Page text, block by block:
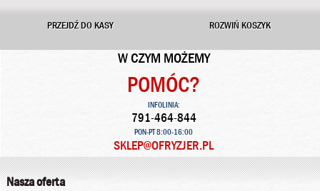
PRZEJDŹ DO KASY ROZWIŃ KOSZYK
W CZYM MOŻEMY
POMÓC?
INFOLINIA:
791-464-844
PON-PT 8:00-16:00
SKLEP@OFRYZJER.PL
Nasza oferta